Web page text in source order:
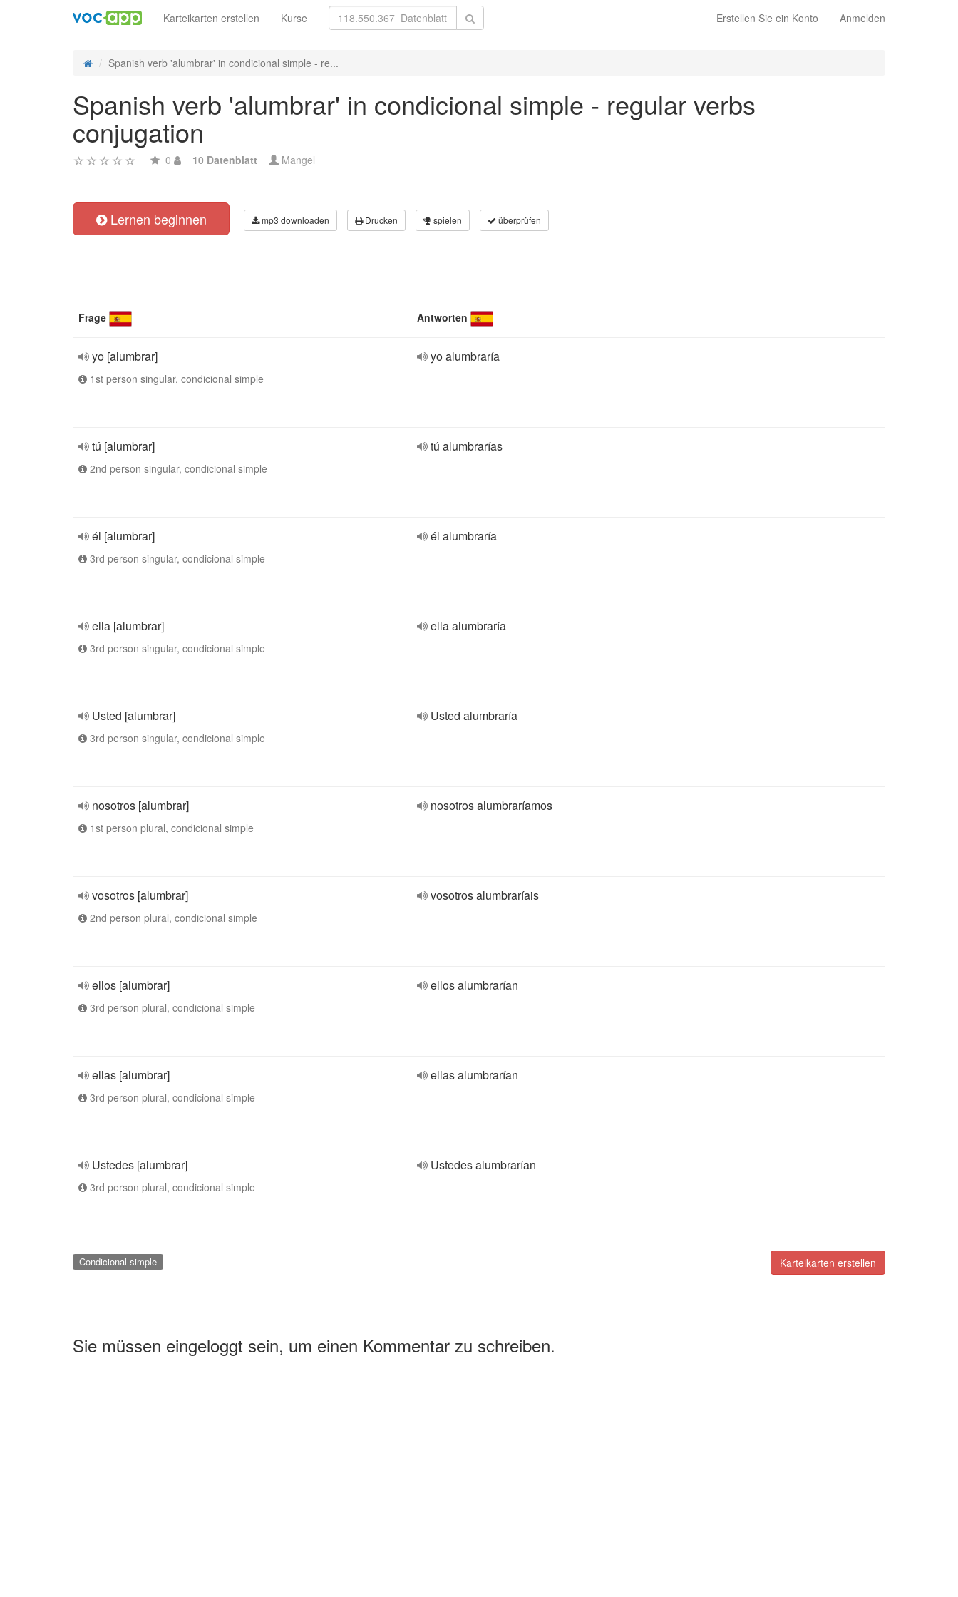
Erstellen Sie ein Konto Anmelden
Karteikarten erstellen Kurse
Spanish verb 'alumbrar' in condicional simple - re...
Spanish verb 'alumbrar' in condicional simple - regular verbs
conjugation
0 10 Datenblatt Mangel
Lernen beginnen mp3 downloaden Drucken spielen überprüfen
Frage Antworten
yo [alumbrar]
1st person singular, condicional simple
yo alumbraría
tú [alumbrar]
2nd person singular, condicional simple
tú alumbrarías
él [alumbrar]
3rd person singular, condicional simple
él alumbraría
ella [alumbrar]
3rd person singular, condicional simple
ella alumbraría
Usted [alumbrar]
3rd person singular, condicional simple
Usted alumbraría
nosotros [alumbrar]
1st person plural, condicional simple
nosotros alumbraríamos
vosotros [alumbrar]
2nd person plural, condicional simple
vosotros alumbraríais
ellos [alumbrar]
3rd person plural, condicional simple
ellos alumbrarían
ellas [alumbrar]
3rd person plural, condicional simple
ellas alumbrarían
Ustedes [alumbrar]
3rd person plural, condicional simple
Ustedes alumbrarían
Karteikarten erstellen
Condicional simple
Sie müssen eingeloggt sein, um einen Kommentar zu schreiben.